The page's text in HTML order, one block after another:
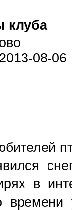
клуба
08-06
в